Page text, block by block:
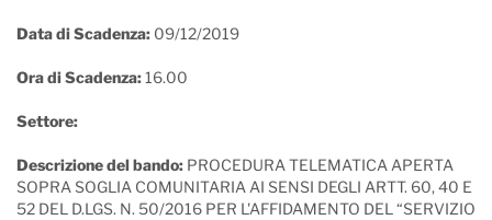
Data di Scadenza: 09/12/2019
Ora di Scadenza:16.00
Settore:
Descrizione del bando: PROCEDURA TELEMATICA APERTA
SOPRA SOGLIA COMUNITARIA AI SENSI DEGLI ARTT. 60, 40 E
52 DEL D.LGS. N. 50/2016 PER L'AFFIDAMENTO DEL “SERVIZIO